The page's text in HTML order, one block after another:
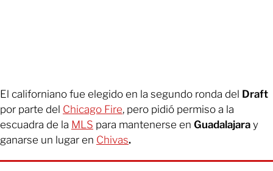
El californiano fue elegido en la segundo ronda del Draft
por parte del Chicago Fire, pero pidió permiso a la
escuadra de la MLS para mantenerse en Guadalajara y
ganarse un lugar en Chivas.